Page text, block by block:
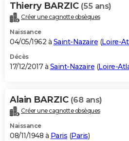
Thierry BARZIC (55 ans)
Créer une cagnotte obsèques
Naissance
04/05/1962 à Saint-Nazaire (Loire-
Décès
17/12/2017 à Saint-Nazaire (Loire-
Alain BARZIC (68 ans)
Créer une cagnotte obsèques
Naissance
08/11/1948 à Paris (Paris)